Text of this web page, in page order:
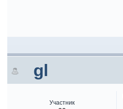
gl
Участник